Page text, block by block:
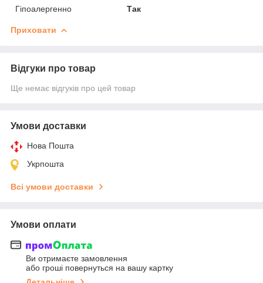
Гіпоалергенно Так
Приховати
Відгуки про товар
Ще немає відгуків про цей товар
Умови доставки
Нова Пошта
Укрпошта
Всі умови доставки
Умови оплати
Ви отримаєте замовлення
або гроші повернуться на вашу картку